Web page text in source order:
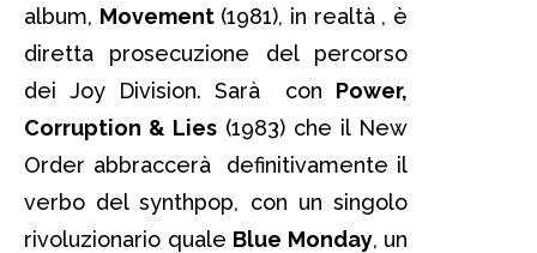
album, Movement(1981), in realtà , è
diretta prosecuzione del percorso
dei Joy Division. Sarà con Power,
Corruption & Lies (1983) che il New
Order abbraccerà definitivamente il
verbo del synthpop, con un singolo
rivoluzionario quale Blue Monday, un